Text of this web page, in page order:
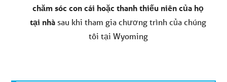
chăm sóc con cái hoặc thanh thiếu niên của họ
tại nhà sau khi tham gia chương trình của chúng
tôi tại Wyoming